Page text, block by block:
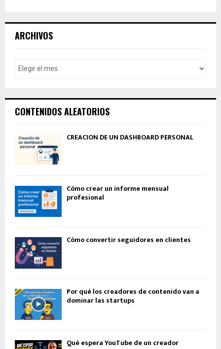
ARCHIVOS
CONTENIDOS ALEATORIOS
CREACIÓN DE UN DASHBOARD PERSONAL
Cómo crear un informe mensual
profesional
Cómo convertir seguidores en clientes
Por qué los creadores de contenido van a
dominar las startups
Qué espera YouTube de un creador